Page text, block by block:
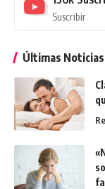
Suscribir
Últimas Noticias